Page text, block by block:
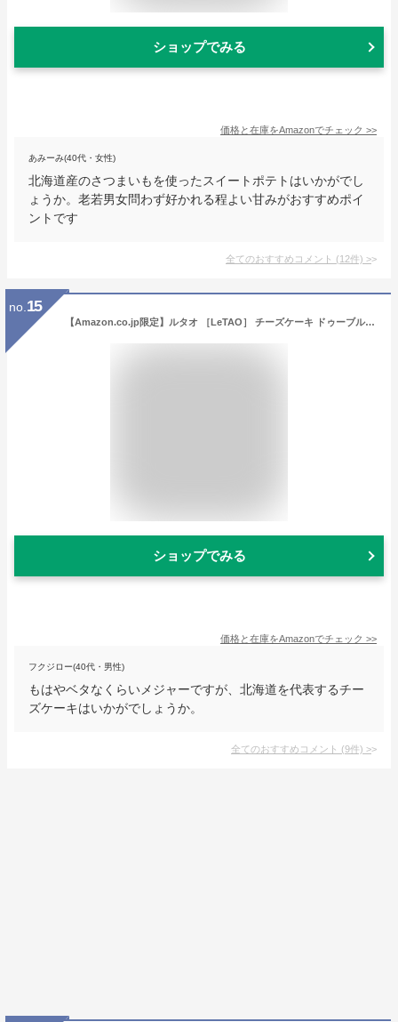
ショップでみる
価格と在庫をAmazonでチェック >>
あみーみ(40代・女性)
北海道産のさつまいもを使ったスイートポテトはいかがでし
ょうか。老若男女問わず好かれる程よい甘みがおすすめポイ
ントです
全てのおすすめコメント (12件) >
no. 15
【Amazon.co.jp限定】ルタオ ［LeTAO］ チーズケーキ ドゥーブルフロマージュ 1個 ショコラドゥーブル 1個 ギフトボックス
ショップでみる
価格と在庫をAmazonでチェック >>
フクジロー(40代・男性)
もはやベタなくらいメジャーですが、北海道を代表するチー
ズケーキはいかがでしょうか。
全てのおすすめコメント (9件) >